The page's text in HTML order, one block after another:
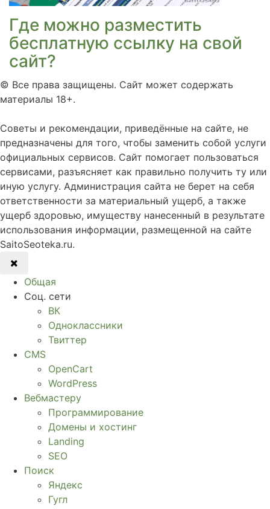
Где можно разместить
бесплатную ссылку на свой
сайт?
© Все права защищены. Сайт может содержать
материалы 18+.
Советы и рекомендации, приведённые на сайте, не
предназначены для того, чтобы заменить собой услуги
официальных сервисов. Сайт помогает пользоваться
сервисами, разъясняет как правильно получить ту или
иную услугу. Администрация сайта не берет на себя
ответственности за материальный ущерб, а также
ущерб здоровью, имуществу нанесенный в результате
использования информации, размещенной на сайте
SaitoSeoteka.ru.
Общая
Соц. сети
ВК
Одноклассники
Твиттер
CMS
OpenCart
WordPress
Вебмастеру
Программирование
Домены и хостинг
Landing
SEO
Поиск
Яндекс
Гугл